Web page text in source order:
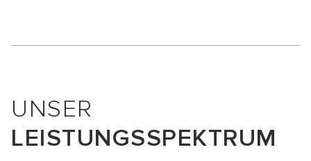
UNSER
LEISTUNGS­SPEKTRUM